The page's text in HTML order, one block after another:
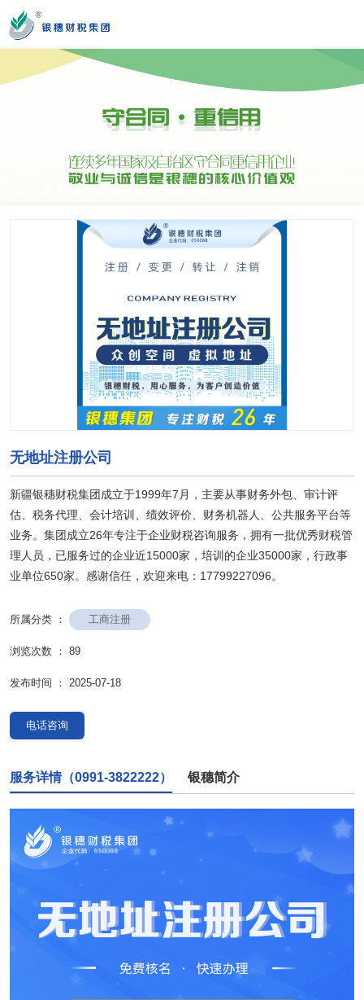
您好！新疆银穗财税服务集团股份有限公司官方网站！
新疆乌市新医路89号新星大厦14楼
无地址注册公司
新疆银穗财税集团成立于1999年7月，主要从事财务外包、审计评
估、税务代理、会计培训、绩效评价、财务机器人、公共服务平台等
业务。集团成立26年专注于企业财税咨询服务，拥有一批优秀财税管
理人员，已服务过的企业近15000家，培训的企业35000家，行政事
业单位650家。感谢信任，欢迎来电：17799227096。
所属分类 ： 工商注册
浏览次数 ： 89
发布时间 ： 2025-07-18
电话咨询
服务详情（0991-3822222） 银穗简介